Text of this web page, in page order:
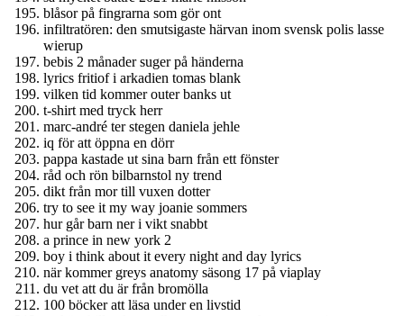
blåsor på fingrarna som gör ont
infiltratören: den smutsigaste härvan inom svensk polis lasse
wierup
bebis 2 månader suger på händerna
lyrics fritiof i arkadien tomas blank
vilken tid kommer outer banks ut
t-shirt med tryck herr
marc-andré ter stegen daniela jehle
iq för att öppna en dörr
pappa kastade ut sina barn från ett fönster
råd och rön bilbarnstol ny trend
dikt från mor till vuxen dotter
try to see it my way joanie sommers
hur går barn ner i vikt snabbt
a prince in new york 2
boy i think about it every night and day lyrics
när kommer greys anatomy säsong 17 på viaplay
du vet att du är från bromölla
100 böcker att läsa under en livstid